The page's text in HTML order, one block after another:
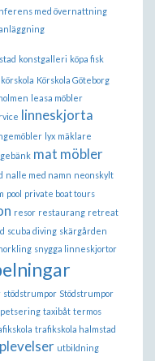
med övernattning
konstgalleri köpa fisk
körskola Körskola Göteborg
leasa möbler
linneskjorta
lyx mäklare
mat möbler
nalle med namn neonskylt
pool private boat tours
resor restaurang retreat
scuba diving skärgården
snygga linneskjortor
stödstrumpor Stödstrumpor
taxibåt termos
trafikskola halmstad
utbildning